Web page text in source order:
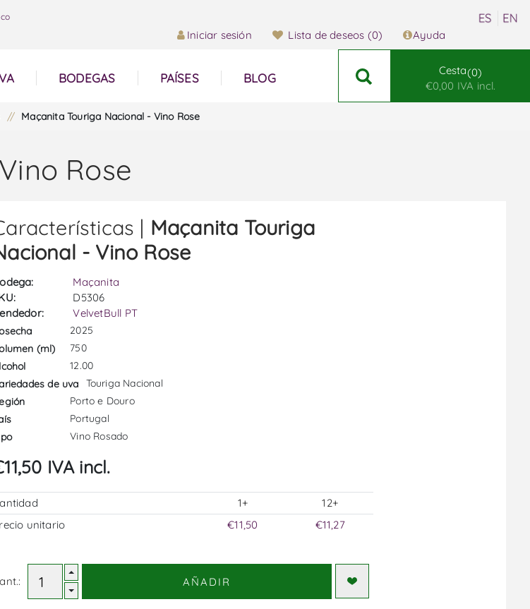
Iniciar sesión Lista de deseos (0) Ayuda
BODEGAS PAÍSES BLOG
Cesta 0
€0,00 IVA incl.
/ Maçanita Touriga Nacional - Vino Rose
Rose
| Maçanita Touriga
- Vino Rose
Maçanita
D5306
VelvetBull PT
2025
(ml)
750
12.00
de uva
Touriga Nacional
Porto e Douro
Portugal
Vino Rosado
IVA incl.
1+
12+
unitario
€11,50 €11,27
AÑADIR